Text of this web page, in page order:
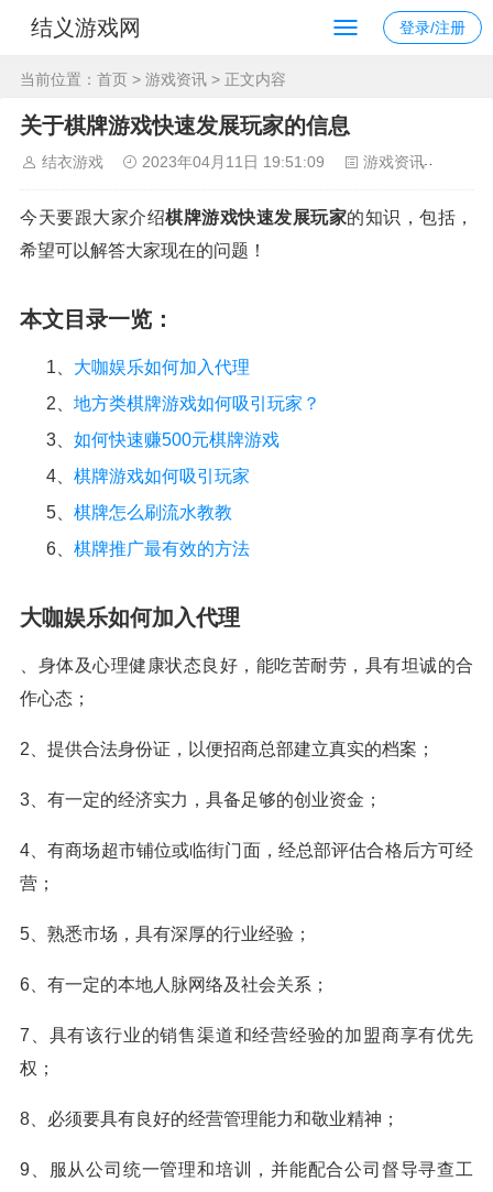
结义游戏网 登录/注册
当前位置： 首页 > 游戏资讯 > 正文内容
关于棋牌游戏快速发展玩家的信息
结衣游戏 2023年04月11日 19:51:09 游戏资讯
今天要跟大家介绍棋牌游戏快速发展玩家的知识，包括，
希望可以解答大家现在的问题！
本文目录一览：
1、 大咖娱乐如何加入代理
2、 地方类棋牌游戏如何吸引玩家？
3、 如何快速赚500元棋牌游戏
4、 棋牌游戏如何吸引玩家
5、 棋牌怎么刷流水教教
6、 棋牌推广最有效的方法
大咖娱乐如何加入代理
、身体及心理健康状态良好，能吃苦耐劳，具有坦诚的合
作心态；
2、提供合法身份证，以便招商总部建立真实的档案；
3、有一定的经济实力，具备足够的创业资金；
4、有商场超市铺位或临街门面，经总部评估合格后方可经
营；
5、熟悉市场，具有深厚的行业经验；
6、有一定的本地人脉网络及社会关系；
7、具有该行业的销售渠道和经营经验的加盟商享有优先
权；
8、必须要具有良好的经营管理能力和敬业精神；
9、服从公司统一管理和培训，并能配合公司督导寻查工